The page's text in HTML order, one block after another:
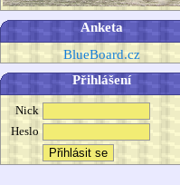
Anketa
BlueBoard.cz
Přihlášení
Nick
Heslo